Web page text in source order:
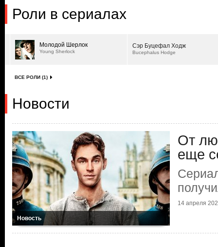
Роли в сериалах
Молодой Шерлок
Young Sherlock
Сэр Буцефал Ходж
Bucephalus Hodge
ВСЕ РОЛИ (1)
Новости
Новость
От
еще
14 апреля